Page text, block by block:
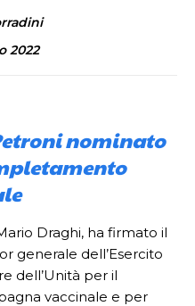
2022
nominato
Draghi, ha firmato il
generale dell’Esercito
dell’Unità per il
vaccinale e per